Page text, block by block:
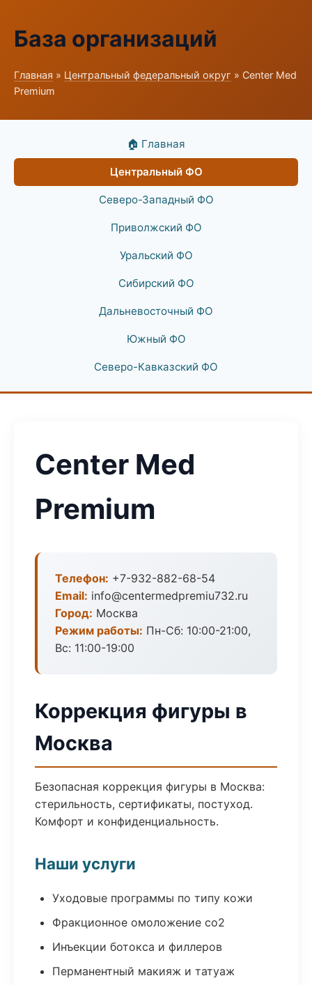
База организаций
Главная » Центральный федеральный округ » Center Med
Premium
🏠 Главная
Центральный ФО
Северо-Западный ФО
Приволжский ФО
Уральский ФО
Сибирский ФО
Дальневосточный ФО
Южный ФО
Северо-Кавказский ФО
Center Med
Premium
Телефон: +7-932-882-68-54
Email: info@centermedpremiu732.ru
Город: Москва
Режим работы: Пн-Сб: 10:00-21:00,
Вс: 11:00-19:00
Коррекция фигуры в
Москва
Безопасная коррекция фигуры в Москва:
стерильность, сертификаты, постуход.
Комфорт и конфиденциальность.
Наши услуги
Уходовые программы по типу кожи
Фракционное омоложение co2
Инъекции ботокса и филлеров
Перманентный макияж и татуаж